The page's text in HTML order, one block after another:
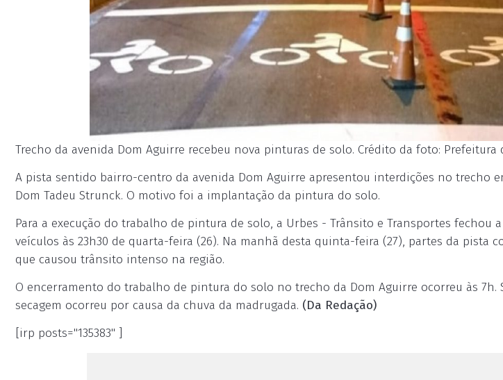
Trecho da avenida Dom Aguirre recebeu nova pinturas de solo. Crédito da foto: Prefeitura
A pista sentido bairro-centro da avenida Dom Aguirre apresentou interdições no trecho
Dom Tadeu Strunck. O motivo foi a implantação da pintura do solo.
Para a execução do trabalho de pintura de solo, a Urbes - Trânsito e Transportes fechou
veículos às 23h30 de quarta-feira (26). Na manhã desta quinta-feira (27), partes da pista
que causou trânsito intenso na região.
O encerramento do trabalho de pintura do solo no trecho da Dom Aguirre ocorreu às 7h.
secagem ocorreu por causa da chuva da madrugada. (Da Redação)
[irp posts="135383" ]